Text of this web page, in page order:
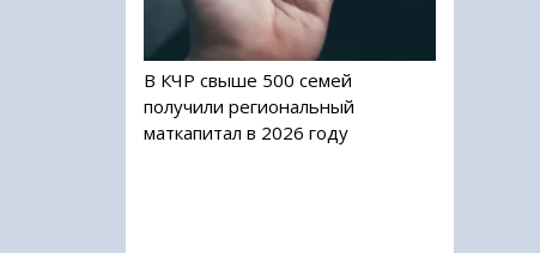
В КЧР свыше 500 семей
получили региональный
маткапитал в 2026 году